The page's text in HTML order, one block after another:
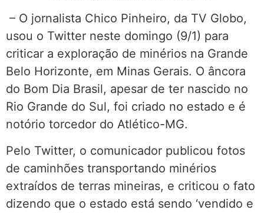
– O jornalista Chico Pinheiro, da TV Globo,
usou o Twitter neste domingo (9/1) para
criticar a exploração de minérios na Grande
Belo Horizonte, em Minas Gerais. O âncora
do Bom Dia Brasil, apesar de ter nascido no
Rio Grande do Sul, foi criado no estado e é
notório torcedor do Atlético-MG.
Pelo Twitter, o comunicador publicou fotos
de caminhões transportando minérios
extraídos de terras mineiras, e criticou o fato
dizendo que o estado está sendo ‘vendido e